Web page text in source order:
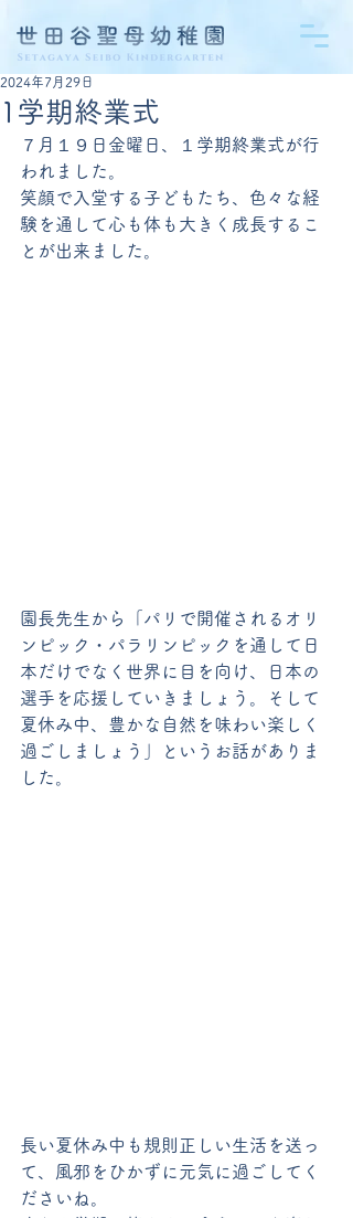
1学期終業式
2024年7月29日
７月１９日金曜日、１学期終業式が行
われました。
笑顔で入堂する子どもたち、色々な経
験を通して心も体も大きく成長するこ
とが出来ました。
園長先生から「パリで開催されるオリ
ンピック・パラリンピックを通して日
本だけでなく世界に目を向け、日本の
選手を応援していきましょう。そして
夏休み中、豊かな自然を味わい楽しく
過ごしましょう」というお話がありま
した。
長い夏休み中も規則正しい生活を送っ
て、風邪をひかずに元気に過ごしてく
ださいね。